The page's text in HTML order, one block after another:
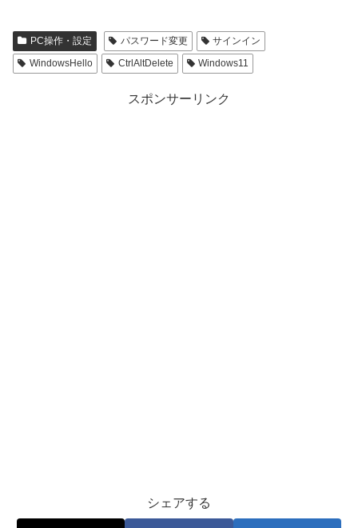
PC操作・設定 パスワード変更
サインイン
WindowsHello
CtrlAltDelete Windows11
スポンサーリンク
シェアする